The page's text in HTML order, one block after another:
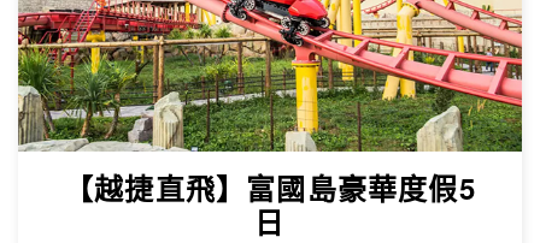
【越捷直飛】富國島豪華度假5
日